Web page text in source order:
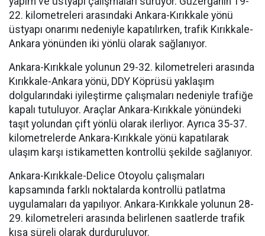
22. kilometreleri arasındaki Ankara-Kırıkkale yönü
üstyapı onarımı nedeniyle kapatılırken, trafik Kırıkkale-
Ankara yönünden iki yönlü olarak sağlanıyor.
Ankara-Kırıkkale yolunun 29-32. kilometreleri arasında
Kırıkkale-Ankara yönü, DDY Köprüsü yaklaşım
dolgularındaki iyileştirme çalışmaları nedeniyle trafiğe
kapalı tutuluyor. Araçlar Ankara-Kırıkkale yönündeki
taşıt yolundan çift yönlü olarak ilerliyor. Ayrıca 35-37.
kilometrelerde Ankara-Kırıkkale yönü kapatılarak
ulaşım karşı istikametten kontrollü şekilde sağlanıyor.
Ankara-Kırıkkale-Delice Otoyolu çalışmaları
kapsamında farklı noktalarda kontrollü patlatma
uygulamaları da yapılıyor. Ankara-Kırıkkale yolunun 28-
29. kilometreleri arasında belirlenen saatlerde trafik
kısa süreli olarak durduruluyor.